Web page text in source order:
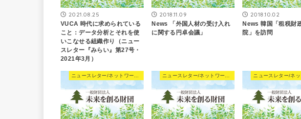
2021.08.25
VUCA 時代に求められている
こと：データ分析とそれを使
いこなせる組織作り（ニュー
スレター『みらい』第27号・
2021年3月）
2018.11.09
News 「外国人材の受け入れ
に関する円卓会議」
2018.10.02
News 韓国「租税財
院」を訪問